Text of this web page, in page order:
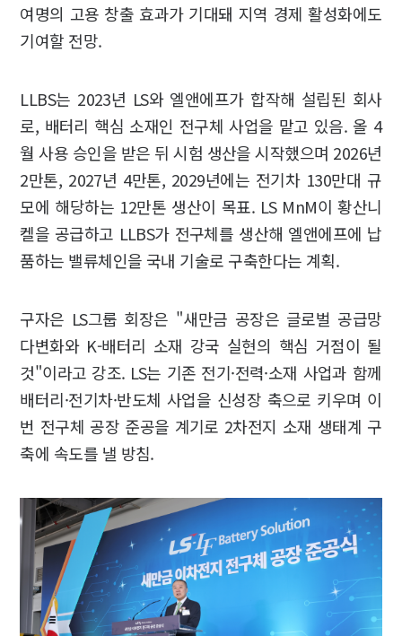
여명의 고용 창출 효과가 기대돼 지역 경제 활성화에도
기여할 전망.
LLBS는 2023년 LS와 엘앤에프가 합작해 설립된 회사
로, 배터리 핵심 소재인 전구체 사업을 맡고 있음. 올 4
월 사용 승인을 받은 뒤 시험 생산을 시작했으며 2026년
2만톤, 2027년 4만톤, 2029년에는 전기차 130만대 규
모에 해당하는 12만톤 생산이 목표. LS MnM이 황산니
켈을 공급하고 LLBS가 전구체를 생산해 엘앤에프에 납
품하는 밸류체인을 국내 기술로 구축한다는 계획.
구자은 LS그룹 회장은 "새만금 공장은 글로벌 공급망
다변화와 K-배터리 소재 강국 실현의 핵심 거점이 될
것"이라고 강조. LS는 기존 전기·전력·소재 사업과 함께
배터리·전기차·반도체 사업을 신성장 축으로 키우며 이
번 전구체 공장 준공을 계기로 2차전지 소재 생태계 구
축에 속도를 낼 방침.